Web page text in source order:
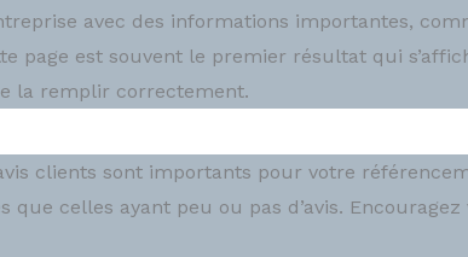
avec des informations importantes,
page est souvent le premier résultat qui
la remplir correctement.
clients sont importants pour votre
celles ayant peu ou pas d’avis.